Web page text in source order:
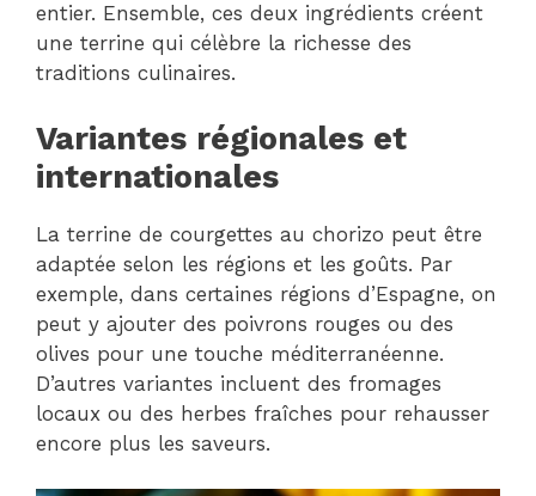
entier. Ensemble, ces deux ingrédients créent
une terrine qui célèbre la richesse des
traditions culinaires.
Variantes régionales et
internationales
La terrine de courgettes au chorizo peut être
adaptée selon les régions et les goûts. Par
exemple, dans certaines régions d’Espagne, on
peut y ajouter des poivrons rouges ou des
olives pour une touche méditerranéenne.
D’autres variantes incluent des fromages
locaux ou des herbes fraîches pour rehausser
encore plus les saveurs.